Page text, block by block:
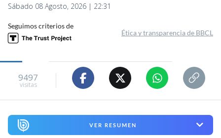
Sábado 08 Agosto, 2026 | 22:31
Seguimos criterios de
Ética y transparencia de BBCL
9497
visitas
VER RESUMEN